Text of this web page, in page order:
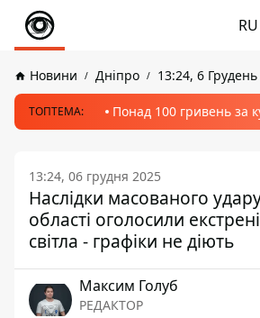
RU
Новини Дніпро 13:24, 6
ТОПТЕМА: Понад 100 гривень за
13:24, 06 грудня 2025
Наслідки масованого
області оголосили
світла - графіки не діють
Максим Голуб
РЕДАКТОР